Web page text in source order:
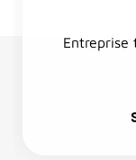
Entreprise